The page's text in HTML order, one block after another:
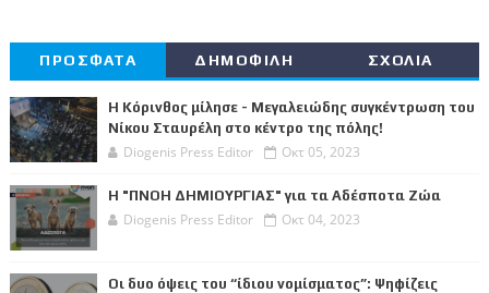
ΠΡΟΣΦΑΤΑ ΔΗΜΟΦΙΛΗ ΣΧΟΛΙΑ
Η Κόρινθος μίλησε - Μεγαλειώδης συγκέντρωση του
Νίκου Σταυρέλη στο κέντρο της πόλης!
Diogenis Press Editor Οκτ 05, 2023
Η "ΠΝΟΗ ΔΗΜΙΟΥΡΓΙΑΣ" για τα Αδέσποτα Ζώα
Diogenis Press Editor Οκτ 04, 2023
Οι δυο όψεις του “ίδιου νομίσματος”: Ψηφίζεις